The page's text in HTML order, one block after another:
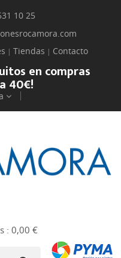
10 25
| Tiendas | Contacto
en compras
40€!
: 0,00 €